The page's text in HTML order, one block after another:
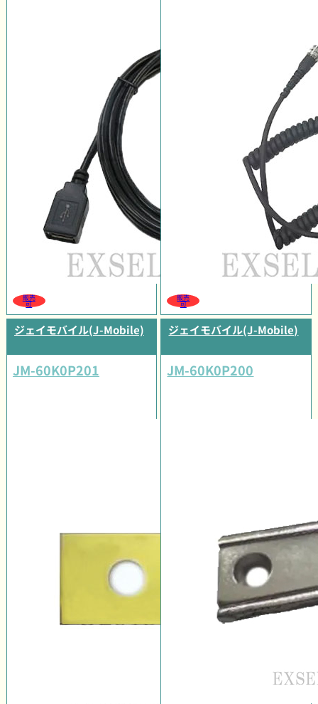
販売
可
販売
可
ジェイモバイル(J-Mobile)
JM-60K0P201
ジェイモバイル(J-Mobile)
JM-60K0P200